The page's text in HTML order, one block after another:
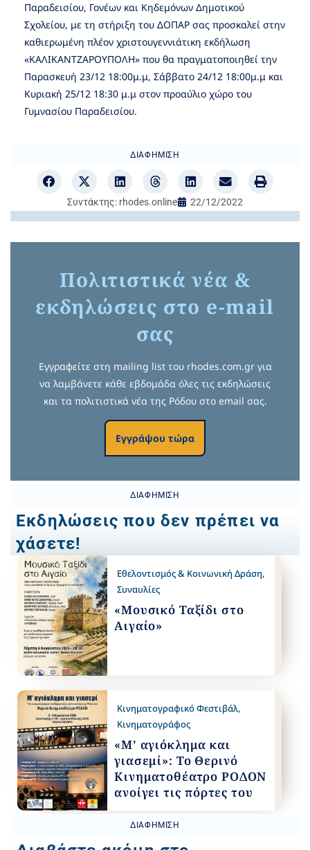
Παραδεισίου, Γονέων και Κηδεμόνων Δημοτικού
Σχολείου, με τη στήριξη του ΔΟΠΑΡ σας προσκαλεί στην
καθιερωμένη πλέον χριστουγεννιάτικη εκδήλωση
«ΚΑΛΙΚΑΝΤΖΑΡΟΥΠΟΛΗ» που θα πραγματοποιηθεί την
Παρασκευή 23/12 18:00μ.μ, Σάββατο 24/12 18:00μ.μ και
Κυριακή 25/12 18:30 μ.μ στον προαύλιο χώρο του
Γυμνασίου Παραδεισίου.
ΔΙΑΦΉΜΙΣΗ
Συντάκτης: rhodes.online 22/12/2022
Πολιτιστικά νέα &
εκδηλώσεις στο e-mail
σας
Εγγραφείτε στη mailing list του rhodes.com.gr για
να λαμβάνετε κάθε εβδομάδα όλες τις εκδηλώσεις
και τα πολιτιστικά νέα της Ρόδου στο email σας.
Εγγράψου τώρα
ΔΙΑΦΉΜΙΣΗ
Εκδηλώσεις που δεν πρέπει να
χάσετε!
Εθελοντισμός & Κοινωνική Δράση,
Συναυλίες
«Μουσικό Ταξίδι στο
Αιγαίο»
Κινηματογραφικό Φεστιβάλ,
Κινηματογράφος
«Μ’ αγιόκλημα και
γιασεμί»: Το Θερινό
Κινηματοθέατρο ΡΟΔΟΝ
ανοίγει τις πόρτες του
ΔΙΑΦΉΜΙΣΗ